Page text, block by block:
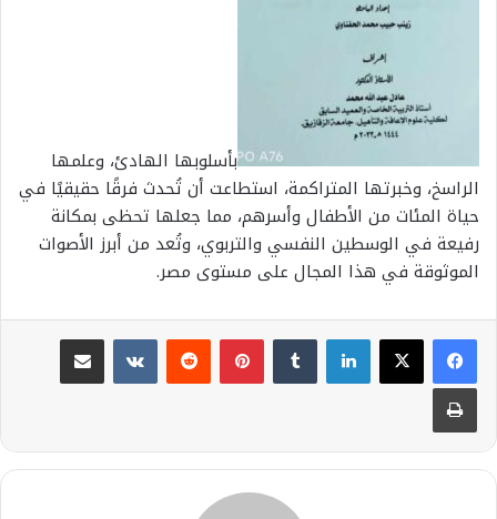
بأسلوبها الهادئ، وعلمها
الراسخ، وخبرتها المتراكمة، استطاعت أن تُحدث فرقًا حقيقيًا في
حياة المئات من الأطفال وأسرهم، مما جعلها تحظى بمكانة
رفيعة في الوسطين النفسي والتربوي، وتُعد من أبرز الأصوات
الموثوقة في هذا المجال على مستوى مصر.
لينكدإن بينتيريست
مشاركة عبر البريد
طباعة